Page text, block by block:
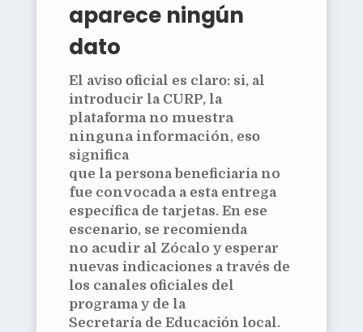
aparece ningún
dato
El aviso oficial es claro: si, al
introducir la CURP, la
plataforma no muestra
ninguna información, eso
significa
que la persona beneficiaria no
fue convocadaa esta entrega
específica de tarjetas. En ese
escenario, se recomienda
no acudir al Zócalo y esperar
nuevas indicaciones a través de
los canales oficiales del
programa y de la
Secretaría de Educación local.